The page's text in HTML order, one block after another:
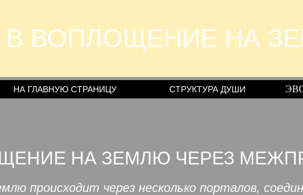
ВОПЛОЩЕНИЕ НА
НА ГЛАВНУЮ СТРАНИЦУ СТРУКТУРА ДУШИ
НА ЗЕМЛЮ ЧЕРЕЗ
происходит через несколько порталов,